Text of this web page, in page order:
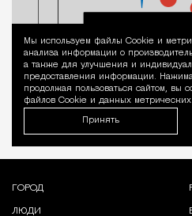
Мы используем файлы Сookie и
анализа информации о
а также для улучшения и
предоставления информации.
продолжая пользоваться сайтом, вы
файлов Cookie и данных метрических
Принять
ГОРОД
ЛЮДИ